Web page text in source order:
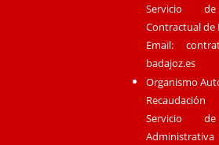
Servicio
Contractual de
Email:
badajoz.es
Organismo
Recaudación
Servicio